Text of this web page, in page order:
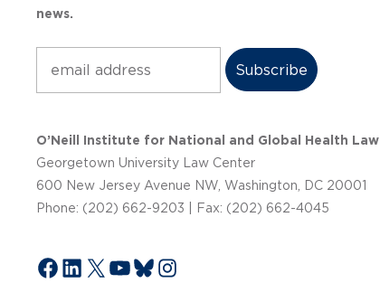
news.
O’Neill Institute for National and Global Health Law
Georgetown University Law Center
600 New Jersey Avenue NW, Washington, DC 20001
Phone: (202) 662-9203 | Fax: (202) 662-4045
Facebook
LinkedIn
X YouTube
Bluesky
Instagram